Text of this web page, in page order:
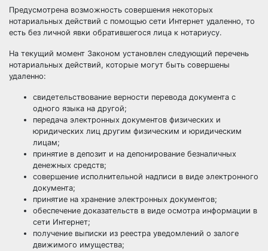
Предусмотрена возможность совершения некоторых
нотариальных действий с помощью сети Интернет удаленно, то
есть без личной явки обратившегося лица к нотариусу.
На текущий момент Законом установлен следующий перечень
нотариальных действий, которые могут быть совершены
удаленно:
свидетельствование верности перевода документа с
одного языка на другой;
передача электронных документов физических и
юридических лиц другим физическим и юридическим
лицам;
принятие в депозит и на депонирование безналичных
денежных средств;
совершение исполнительной надписи в виде электронного
документа;
принятие на хранение электронных документов;
обеспечение доказательств в виде осмотра информации в
сети Интернет;
получение выписки из реестра уведомлений о залоге
движимого имущества;